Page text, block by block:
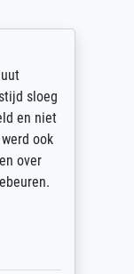
und
sehr
dass es
wird nicht
Vielen